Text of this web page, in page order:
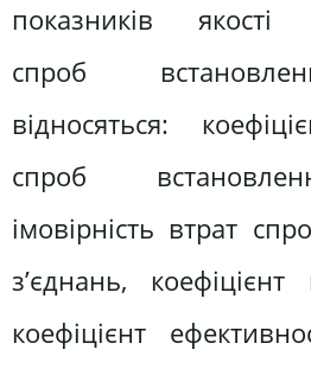
показників якості
спроб
відносяться:
спроб
імовірність втрат
з’єднань, коефіцієнт
коефіцієнт